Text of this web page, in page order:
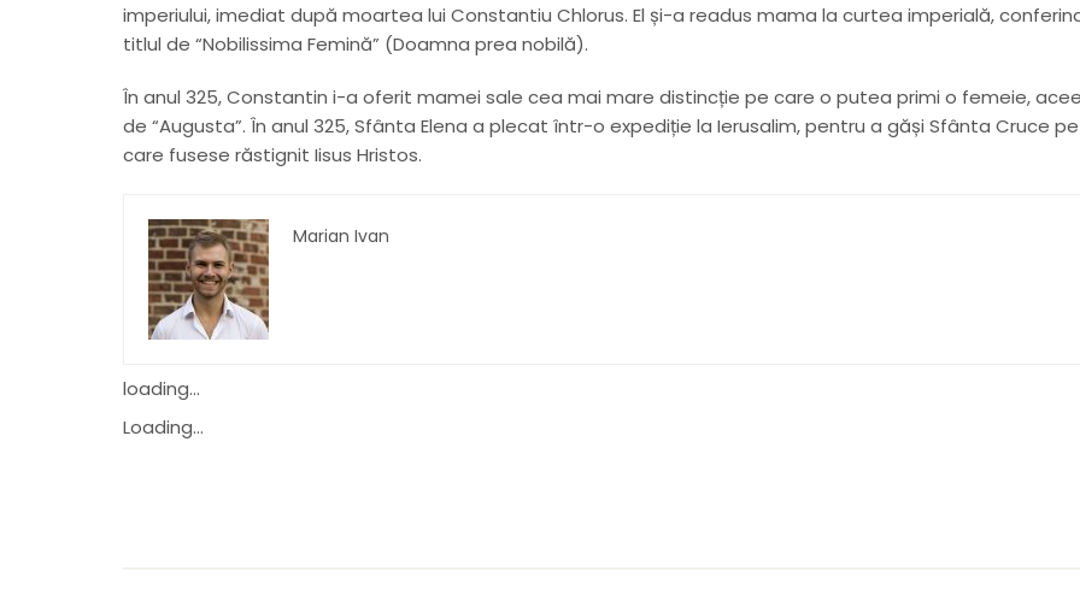
imperiului, imediat după moartea lui Constantiu Chlorus. El și-a readus mama la curtea imperială,
titlul de “Nobilissima Femină” (Doamna prea nobilă).
În anul 325, Constantin i-a oferit mamei sale cea mai mare distincție pe care o putea primi o femeie,
de “Augusta”. În anul 325, Sfânta Elena a plecat într-o expediție la Ierusalim, pentru a găși Sfânta Cruce pe
care fusese răstignit Iisus Hristos.
Marian Ivan
loading...
Loading...